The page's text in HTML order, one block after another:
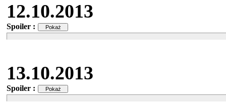
12.10.2013
Spoiler :
13.10.2013
Spoiler :